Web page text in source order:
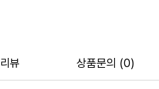
뷰 상품문의 (0)